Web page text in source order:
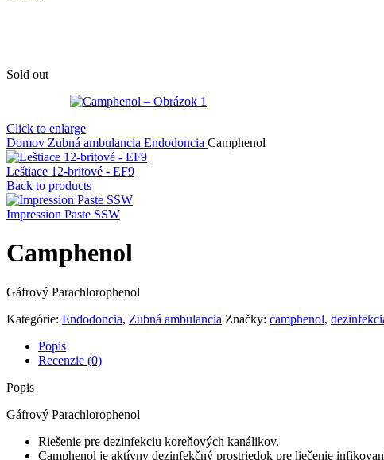
Sold out
Click to enlarge
Domov Zubná ambulancia Endodoncia Camphenol
Leštiace 12-britové - EF9
Back to products
Impression Paste SSW
Camphenol
Gáfrový Parachlorophenol
Kategórie: Endodoncia, Zubná ambulancia Značky: camphenol,
Popis
Recenzie (0)
Popis
Gáfrový Parachlorophenol
Riešenie pre dezinfekciu koreňových kanálikov.
Camphenol je aktívny dezinfekčný prostriedok pre liečenie